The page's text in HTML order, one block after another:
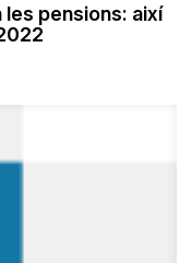
pensions: així